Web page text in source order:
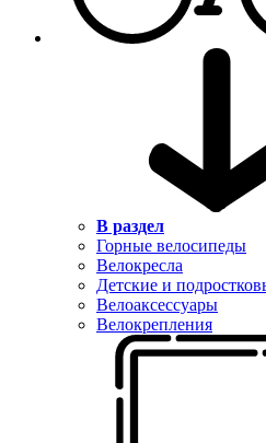
В раздел
Горные велосипеды
Велокресла
Детские и
Велоаксессуары
Велокрепления